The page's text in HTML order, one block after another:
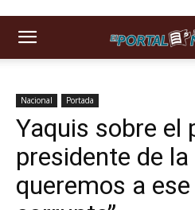
Nacional Portada
Yaquis sobre el
presidente de
queremos a